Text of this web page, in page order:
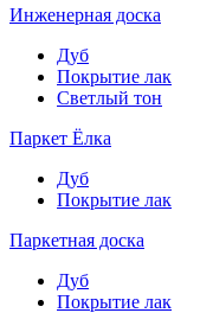
Инженерная доска
Дуб
Покрытие лак
Светлый тон
Паркет Ёлка
Дуб
Покрытие лак
Паркетная доска
Дуб
Покрытие лак